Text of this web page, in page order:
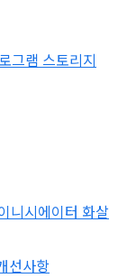
그램 스토리지
니시에이터 화살
선사항